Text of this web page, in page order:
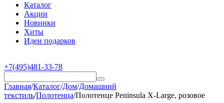
Каталог
Акции
Новинки
Хиты
Идеи подарков
+7(495)481-33-78
Главная/Каталог/Дом/Домашний
текстиль/Полотенца/Полотенце Peninsula X-Large, розовое